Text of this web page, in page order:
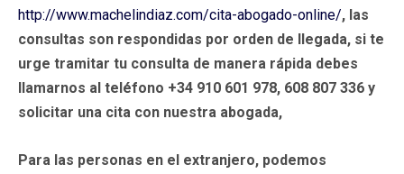
http://www.machelindiaz.com/cita-abogado-online/, las
consultas son respondidas por orden de llegada, si te
urge tramitar tu consulta de manera rápida debes
llamarnos al teléfono +34 910 601 978, 608 807 336 y
solicitar una cita con nuestra abogada,
Para las personas en el extranjero, podemos